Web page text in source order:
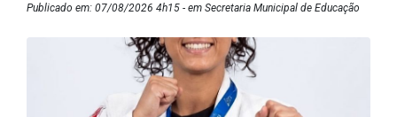
Publicado em: 07/08/2026 4h15 - em Secretaria Municipal de Educação